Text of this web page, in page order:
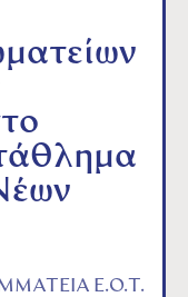
Ε.Ο.Τ.